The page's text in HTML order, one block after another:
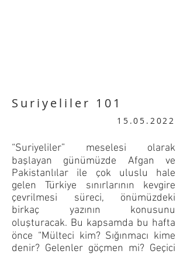
Suriyeliler 101
15.05.2022
“Suriyeliler” meselesi olarak
başlayan günümüzde Afgan ve
Pakistanlılar ile çok uluslu hale
gelen Türkiye sınırlarının kevgire
çevrilmesi süreci, önümüzdeki
birkaç yazının konusunu
oluşturacak. Bu kapsamda bu hafta
önce “Mülteci kim? Sığınmacı kime
denir? Gelenler göçmen mi? Geçici